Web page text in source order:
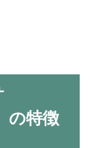
の特徴